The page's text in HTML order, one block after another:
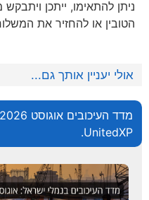
ניתן להתאימו, ייתכן
הטובין או להחזיר את
אולי יעניין אותך גם...
UnitedXP.